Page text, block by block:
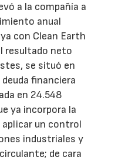
a la compañía a
anual
con Clean Earth
resultado neto
se situó en
financiera
en 24.548
ya incorpora la
aplicar un control
industriales y
de cara